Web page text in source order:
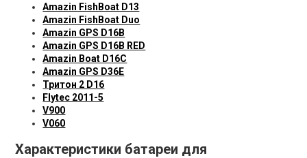
Amazin FishBoat D13
Amazin FishBoat Duo
Amazin GPS D16B
Amazin GPS D16B RED
Amazin Boat D16C
Amazin GPS D36E
Тритон 2 D16
Flytec 2011-5
V900
V060
Характеристики батареи для